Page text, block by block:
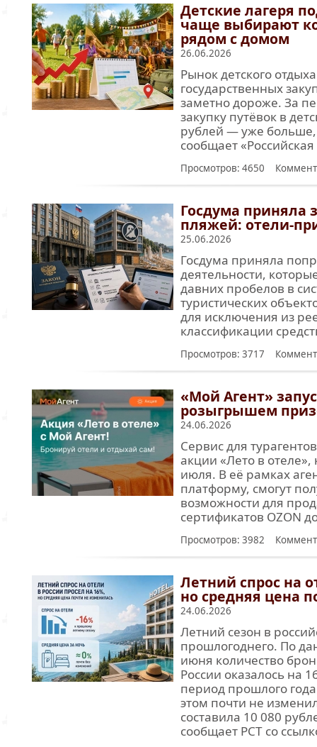
Детские лагеря
чаще выбирают
рядом с домом
26.06.2026
Рынок детского
государственных
заметно дороже. За
закупку путёвок в
рублей — уже
сообщает «Российская
Просмотров: 4650
Госдума приняла
пляжей: отели-
25.06.2026
Госдума приняла
деятельности,
давних пробелов в
туристических
для исключения из
классификации
Просмотров: 3717
«Мой Агент»
розыгрышем
24.06.2026
Сервис для
акции «Лето в
июля. В её рамках
платформу, смогут
возможности для
сертификатов OZON
Просмотров: 3982
Летний спрос на
но средняя цена
24.06.2026
Летний сезон в
прошлогоднего. По
июня количество
России оказалось на
период прошлого
этом почти не
составила 10 080
сообщает РСТ со